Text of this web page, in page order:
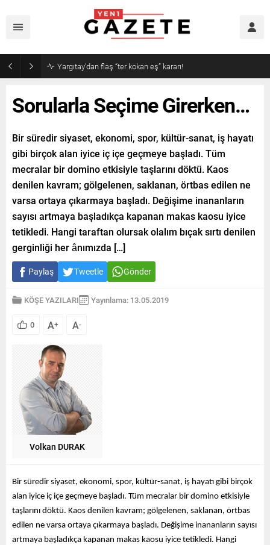
Sorularla Seçime Girerken…
Bir süredir siyaset, ekonomi, spor, kültür-sanat, iş hayatı
gibi birçok alan iyice iç içe geçmeye başladı. Tüm
mecralar bir domino etkisiyle taşlarını döktü. Kaos
denilen kavram; gölgelenen, saklanan, örtbas edilen ne
varsa ortaya çıkarmaya başladı. Değişime inananların
sayısı artmaya başladıkça kapanan makas kaosu iyice
tetikledi. Hangi taraftan olursak olalım bıçak sırtı denilen
gerginliği her ânımızda […]
Paylaş Tweetle Gönder
KÖŞE YAZILARI Yayınlama: 13.05.2019
0 A+ A-
Volkan DURAK
Bir süredir siyaset, ekonomi, spor, kültür-sanat, iş hayatı gibi birçok
alan iyice iç içe geçmeye başladı. Tüm mecralar bir domino etkisiyle
taşlarını döktü. Kaos denilen kavram; gölgelenen, saklanan, örtbas
edilen ne varsa ortaya çıkarmaya başladı. Değişime inananların sayısı
artmaya başladıkça kapanan makas kaosu iyice tetikledi. Hangi